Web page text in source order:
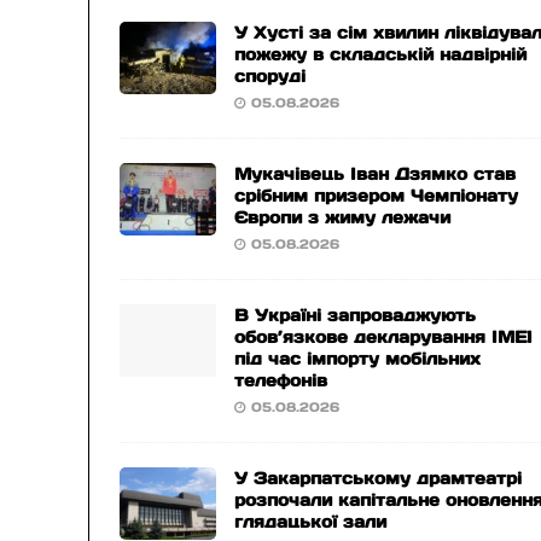
У Хусті за сім хвилин
пожежу в складській надвірній
споруді
05.08.2026
Мукачівець Іван Дзямко став
срібним призером Чемпіонату
Європи з жиму лежачи
05.08.2026
В Україні запроваджують
обов’язкове декларування IMEI
під час імпорту мобільних
телефонів
05.08.2026
У Закарпатському драмтеатрі
розпочали капітальне
глядацької зали